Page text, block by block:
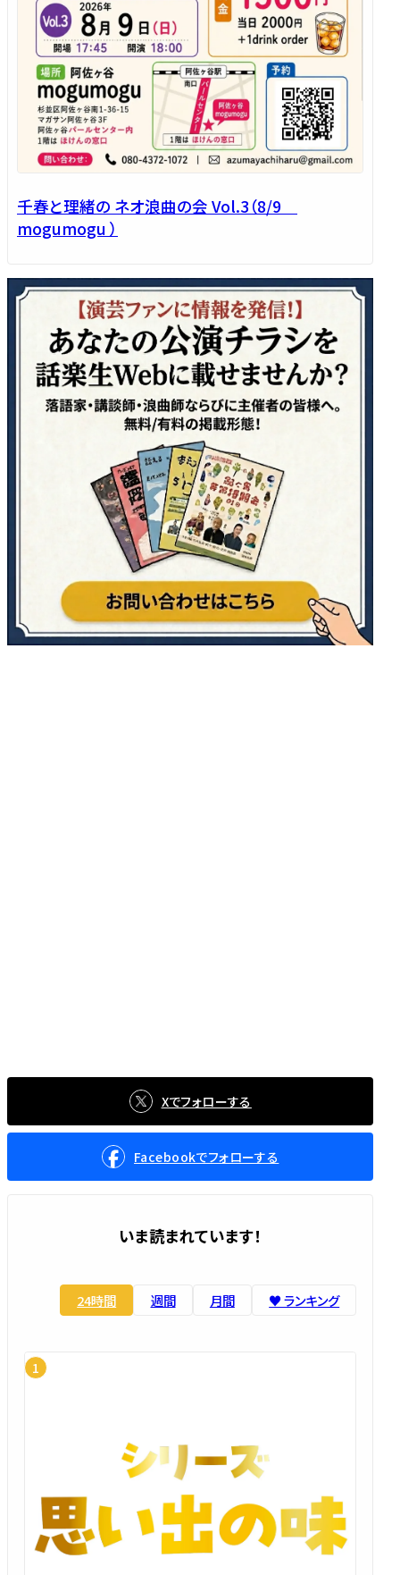
千春と理緒の ネオ浪曲の会 Vol.3（8/9
mogumogu ）
Xでフォローする
Facebookでフォローする
いま読まれています！
24時間 週間 月間 ♥️ ランキング